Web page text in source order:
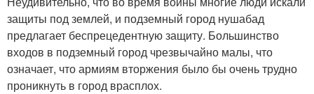
защиты под землей, и подземный город нушабад
предлагает беспрецедентную защиту. Большинство
входов в подземный город чрезвычайно малы, что
означает, что армиям вторжения было бы очень трудно
проникнуть в город врасплох.